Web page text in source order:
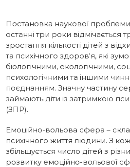
Постановка наукової проблеми
останні три роки відмічається
зростання кількості дітей з
та психічного здоров'я, які
біологічними, екологічними,
психологічними та іншими
поєднанням. Значну частину
займають діти із затримкою
(ЗПР).
Емоційно-вольова сфера –
психічного життя людини. З
збільшується число дітей з
розвитку емоційно-вольової